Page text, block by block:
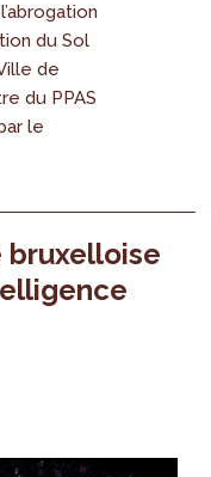
du Sol
de
du PPAS
le
bruxelloise